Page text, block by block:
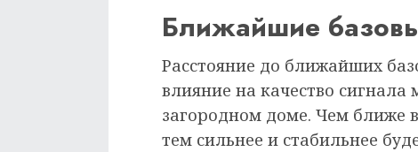
Ближайшие
Расстояние до ближайших
влияние на качество
загородном доме. Чем ближе
тем сильнее и стабильнее